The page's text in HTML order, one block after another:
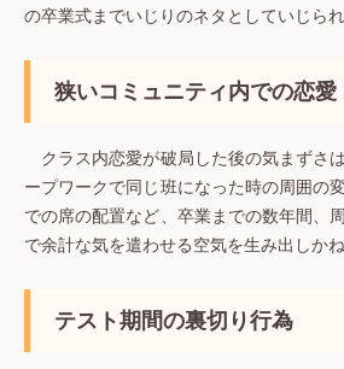
の卒業式までいじりのネタとしていじられ
狭いコミュニティ内での恋愛
クラス内恋愛が破局した後の気まずさ
ープワークで同じ班になった時の周囲の
での席の配置など、卒業までの数年間、
で余計な気を遣わせる空気を生み出しかね
テスト期間の裏切り行為